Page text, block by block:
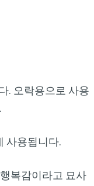
. 오락용으로 사용
사용됩니다.
복감이라고 묘사